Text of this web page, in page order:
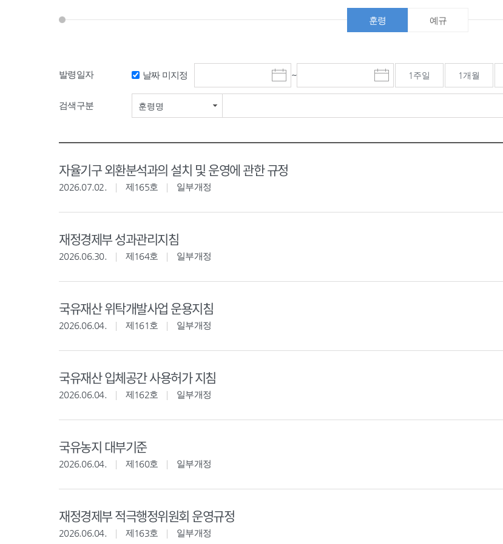
훈령 예규
발령일자 날짜 미지정
시
작
~
마
감
1주일 1개월
검색구분 훈령명
자율기구 외환분석과의 설치 및 운영에 관한 규정
2026.07.02. 제165호 일부개정
재정경제부 성과관리지침
2026.06.30. 제164호 일부개정
국유재산 위탁개발사업 운용지침
2026.06.04. 제161호 일부개정
국유재산 입체공간 사용허가 지침
2026.06.04. 제162호 일부개정
국유농지 대부기준
2026.06.04. 제160호 일부개정
재정경제부 적극행정위원회 운영규정
2026.06.04. 제163호 일부개정